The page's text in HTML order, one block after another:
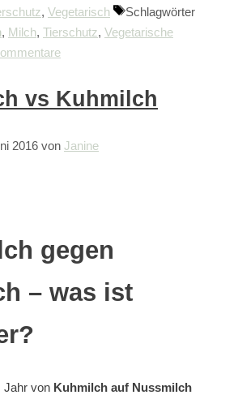
, Vegetarisch
Schlagwörter
, Milch, Tierschutz, Vegetarische
vs Kuhmilch
2016 von Janine
gegen
– was ist
Jahr von Kuhmilch auf Nussmilch